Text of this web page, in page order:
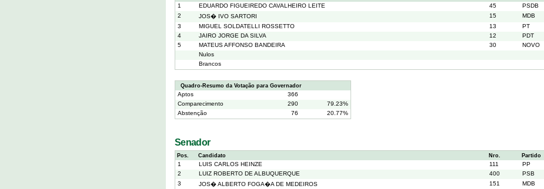
1 EDUARDO FIGUEIREDO CAVALHEIRO LEITE 45 PSDB
2
JOS� IVO SARTORI 15 MDB
3
MIGUEL SOLDATELLI ROSSETTO 13 PT
4
JAIRO JORGE DA SILVA 12 PDT
5
MATEUS AFFONSO BANDEIRA 30 NOVO
Nulos
Brancos
Quadro-Resumo da Votação para Governador
Aptos
366
Comparecimento
290
79.23%
Abstenção
76 20.77%
Senador
Pos. Candidato Nro. Partido
1 LUIS CARLOS HEINZE 111 PP
2
LUIZ ROBERTO DE ALBUQUERQUE 400 PSB
3
JOS� ALBERTO FOGA�A DE MEDEIROS 151 MDB